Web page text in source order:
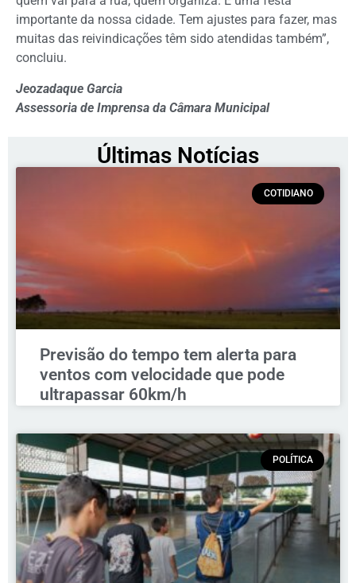
importante da nossa cidade. Tem ajustes para fazer, mas
muitas das reivindicações têm sido atendidas também”,
concluiu.
Jeozadaque Garcia
Assessoria de Imprensa da Câmara Municipal
Últimas Notícias
COTIDIANO
Previsão do tempo tem alerta para
ventos com velocidade que pode
ultrapassar 60km/h
POLÍTICA